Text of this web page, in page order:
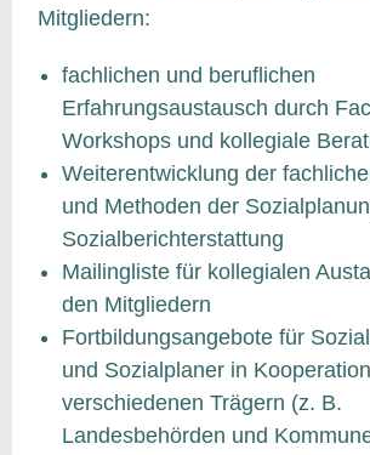
Mitgliedern:
fachlichen und beruflichen
Erfahrungsaustausch durch
Workshops und kollegiale
Weiterentwicklung der
und Methoden der
Sozialberichterstattung
Mailingliste für kollegialen
den Mitgliedern
Fortbildungsangebote für
und Sozialplaner in
verschiedenen Trägern (z. B.
Landesbehörden und